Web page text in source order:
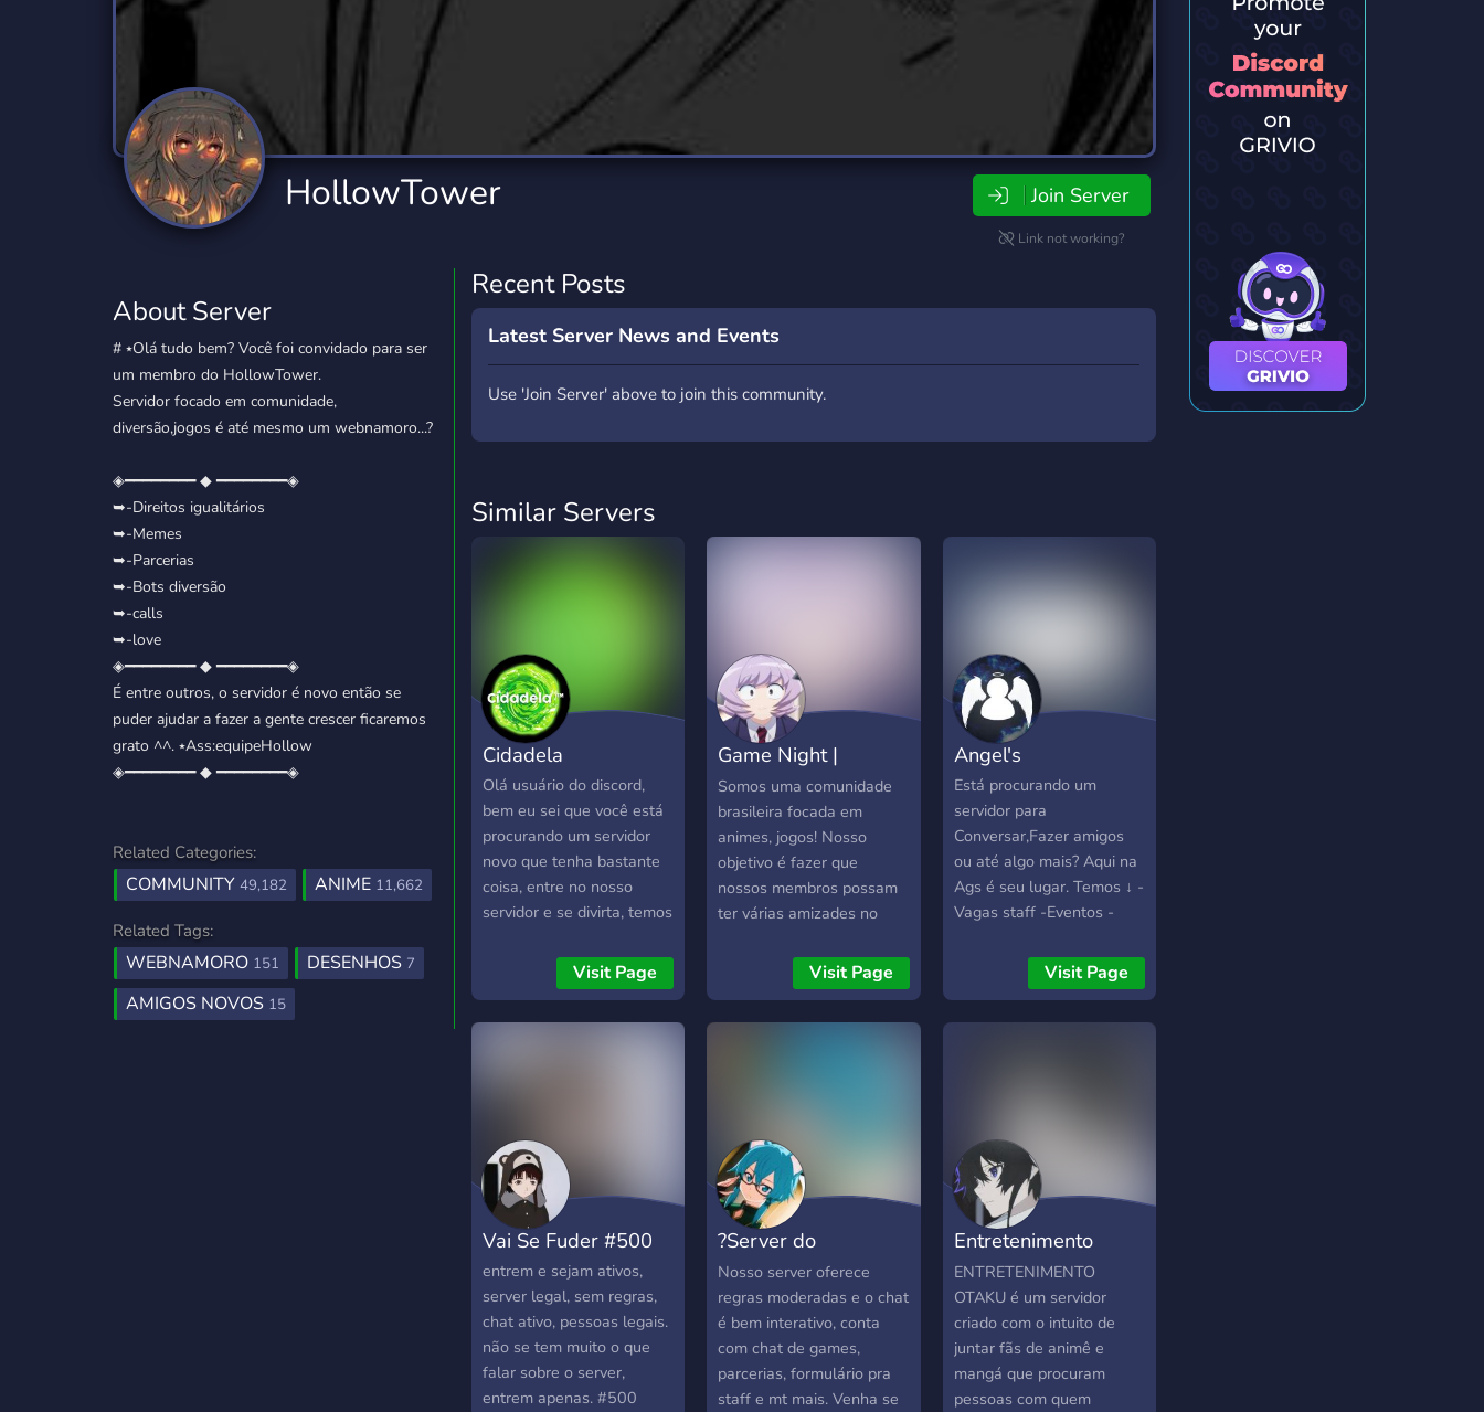
111 Servers
Twitch
359 Servers
Virtual Reality Xbox
YouTube
848 Servers
YouTuber
3,005 Servers
HollowTower Join Server
Link not working?
About Server
# ⭑Olá tudo bem? Você foi convidado para ser
um membro do HollowTower.
Servidor focado em comunidade,
diversão,jogos é até mesmo um webnamoro...?
◈━━━━━━━━ ◆ ━━━━━━━━◈
➥-Direitos igualitários
➥-Memes
➥-Parcerias
➥-Bots diversão
➥-calls
➥-love
◈━━━━━━━━ ◆ ━━━━━━━━◈
É entre outros, o servidor é novo então se
puder ajudar a fazer a gente crescer ficaremos
grato ^^. ⭑Ass:equipeHollow
◈━━━━━━━━ ◆ ━━━━━━━━◈
Related Categories:
COMMUNITY 49,182 ANIME 11,662
Related Tags:
WEBNAMORO 151 DESENHOS 7
AMIGOS NOVOS 15
Recent Posts
Latest Server News and Events
Use 'Join Server' above to join this community.
Similar Servers
Cidadela
Olá usuário do discord,
bem eu sei que você está
procurando um servidor
novo que tenha bastante
coisa, entre no nosso
servidor e se divirta, temos
de música, chats de
diversão, webnamoro e
Visit Page
Game Night |
Animes & Jogos
Somos uma comunidade
brasileira focada em
animes, jogos! Nosso
objetivo é fazer que
nossos membros possam
ter várias amizades no
ativa e saudável. ☕・
Servidor organizado e
Visit Page
Angel's
Está procurando um
servidor para
Conversar,Fazer amigos
ou até algo mais? Aqui na
Ags é seu lugar. Temos ↓ -
Vagas staff -Eventos -
Calls de bate-papo -Bot
Entretenimento -Bot
Ags
Visit Page
Vai Se Fuder #500
entrem e sejam ativos,
server legal, sem regras,
chat ativo, pessoas legais.
não se tem muito o que
falar sobre o server,
entrem apenas. #500
?Server do
Espadachim?
Nosso server oferece
regras moderadas e o chat
é bem interativo, conta
com chat de games,
parcerias, formulário pra
staff e mt mais. Venha se
Entretenimento
Otaku
ENTRETENIMENTO
OTAKU é um servidor
criado com o intuito de
juntar fãs de animê e
mangá que procuram
pessoas com quem